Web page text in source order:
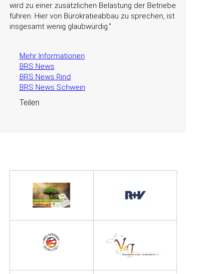
wird zu einer zusätzlichen Belastung der Betriebe
führen. Hier von Bürokratieabbau zu sprechen, ist
insgesamt wenig glaubwürdig.
Mehr Informationen
BRS News
BRS News Rind
BRS News Schwein
Teilen